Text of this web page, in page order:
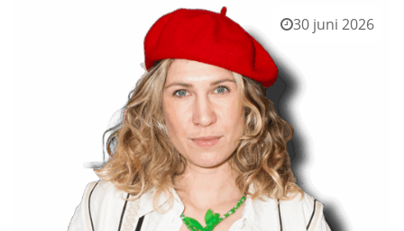
30 juni 2026